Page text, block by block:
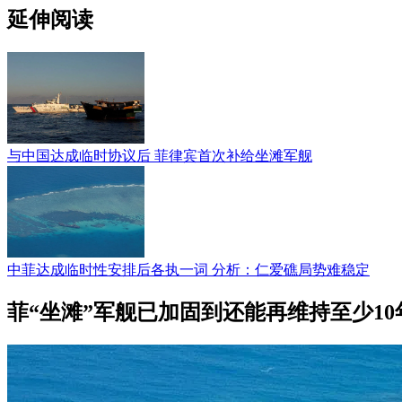
延伸阅读
与中国达成临时协议后 菲律宾首次补给坐滩军舰
中菲达成临时性安排后各执一词 分析：仁爱礁局势难稳定
菲“坐滩”军舰已加固到还能再维持至少10